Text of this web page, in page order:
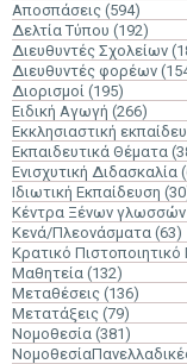
Αποσπάσεις (594)
Δελτία Τύπου (192)
Διευθυντές Σχολείων
Διευθυντές φορέων
Διορισμοί (195)
Ειδική Αγωγή (266)
Εκκλησιαστική
Εκπαιδευτικά Θέματα
Ενισχυτική Διδασκαλία
Ιδιωτική Εκπαίδευση
Κέντρα Ξένων γλωσσών
Κενά/Πλεονάσματα (63)
Κρατικό
Μαθητεία (132)
Μεταθέσεις (136)
Μετατάξεις (79)
Νομοθεσία (381)